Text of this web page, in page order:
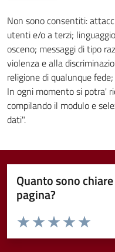
Non sono consentiti:
utenti e/o a terzi;
osceno; messaggi di tipo
violenza e alla
religione di qualunque
In ogni momento si potra'
compilando il modulo e
dati".
Quanto sono
pagina?
Valuta da 1 a 5 stelle la pagina
Valuta 5
Valuta 4
Valuta 3 stelle
Valuta 2 stelle su 5
Valuta 1 stelle su 5